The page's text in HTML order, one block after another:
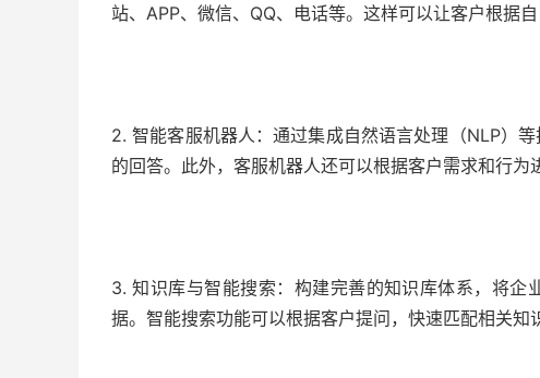
站、APP、微信、QQ、电话等。这样可以让客户根据
2. 智能客服机器人：通过集成自然语言处理（NLP）
的回答。此外，客服机器人还可以根据客户需求和行为
3. 知识库与智能搜索：构建完善的知识库体系，将
据。智能搜索功能可以根据客户提问，快速匹配相关知